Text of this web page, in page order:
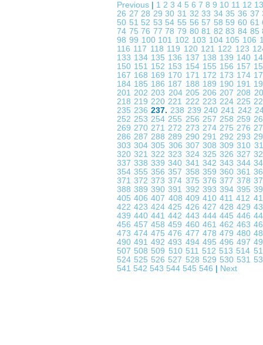
Previous 1 2 3 4 5 6 7 8 9 10 11 12
26 2728 293031 3233 343536 37
50 51 52 53 54 55 56 57 58 5960 61
74 7576 777879 8081 828384 85
98 99 100 101 102 103 104 105 106
116 117 118 119 120 121 122 123
133 134 135 136 137 138 139 140
150 151 152 153 154 155 156 157
167 168 169 170 171 172 173 174
184 185 186 187 188 189 190 191
201202203 204 205 206207208
218219220221 222 223 224 225
235 236 237. 238 239240241242
252253254255 256 257 258 259
269270271272 273 274 275 276
286287288289 290 291 292 293
303304305 306 307 308309310
320321322323 324 325 326 327
337338339340 341 342 343 344
354355356357 358 359 360 361
371372373374 375 376 377 378
388389390391 392 393 394 395
405406407 408 409 410411412
422423424425 426 427 428 429
439440441442 443 444 445 446
456457458459 460 461 462 463
473474475476 477 478 479 480
490491492493 494 495 496 497
507 508 509 510 511 512 513 514
524 525 526 527 528 529 530 531
541 542 543 544 545 546 Next